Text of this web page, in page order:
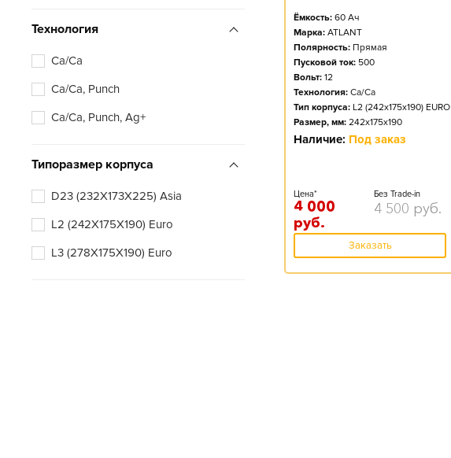
Технология
Ca/Ca
Ca/Ca, Punch
Ca/Ca, Punch, Ag+
Типоразмер корпуса
D23 (232X173X225) Asia
L2 (242X175X190) Euro
L3 (278X175X190) Euro
Ёмкость: 60 Ач
Марка: ATLANT
Полярность: Прямая
Пусковой ток: 500
Вольт: 12
Технология: Ca/Ca
Тип корпуса: L2 (242x175x190) EURO
Размер, мм: 242x175x190
Наличие: Под заказ
Цена*
4 000
руб.
Без Trade-in
4 500 руб.
Заказать